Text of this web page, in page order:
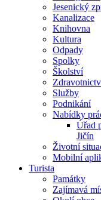
Jesenický
Kanalizace
Knihovna
Kultura
Odpady
Spolky
Školství
Služby
Podnikání
Nabídky
Úřad
Jičín
Životní
Mobilní
Turista
Památky
Zajímavá